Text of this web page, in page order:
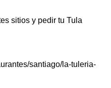
sitios y pedir tu Tula
santiago/la-tuleria-